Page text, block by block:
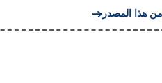
هذا المصدر